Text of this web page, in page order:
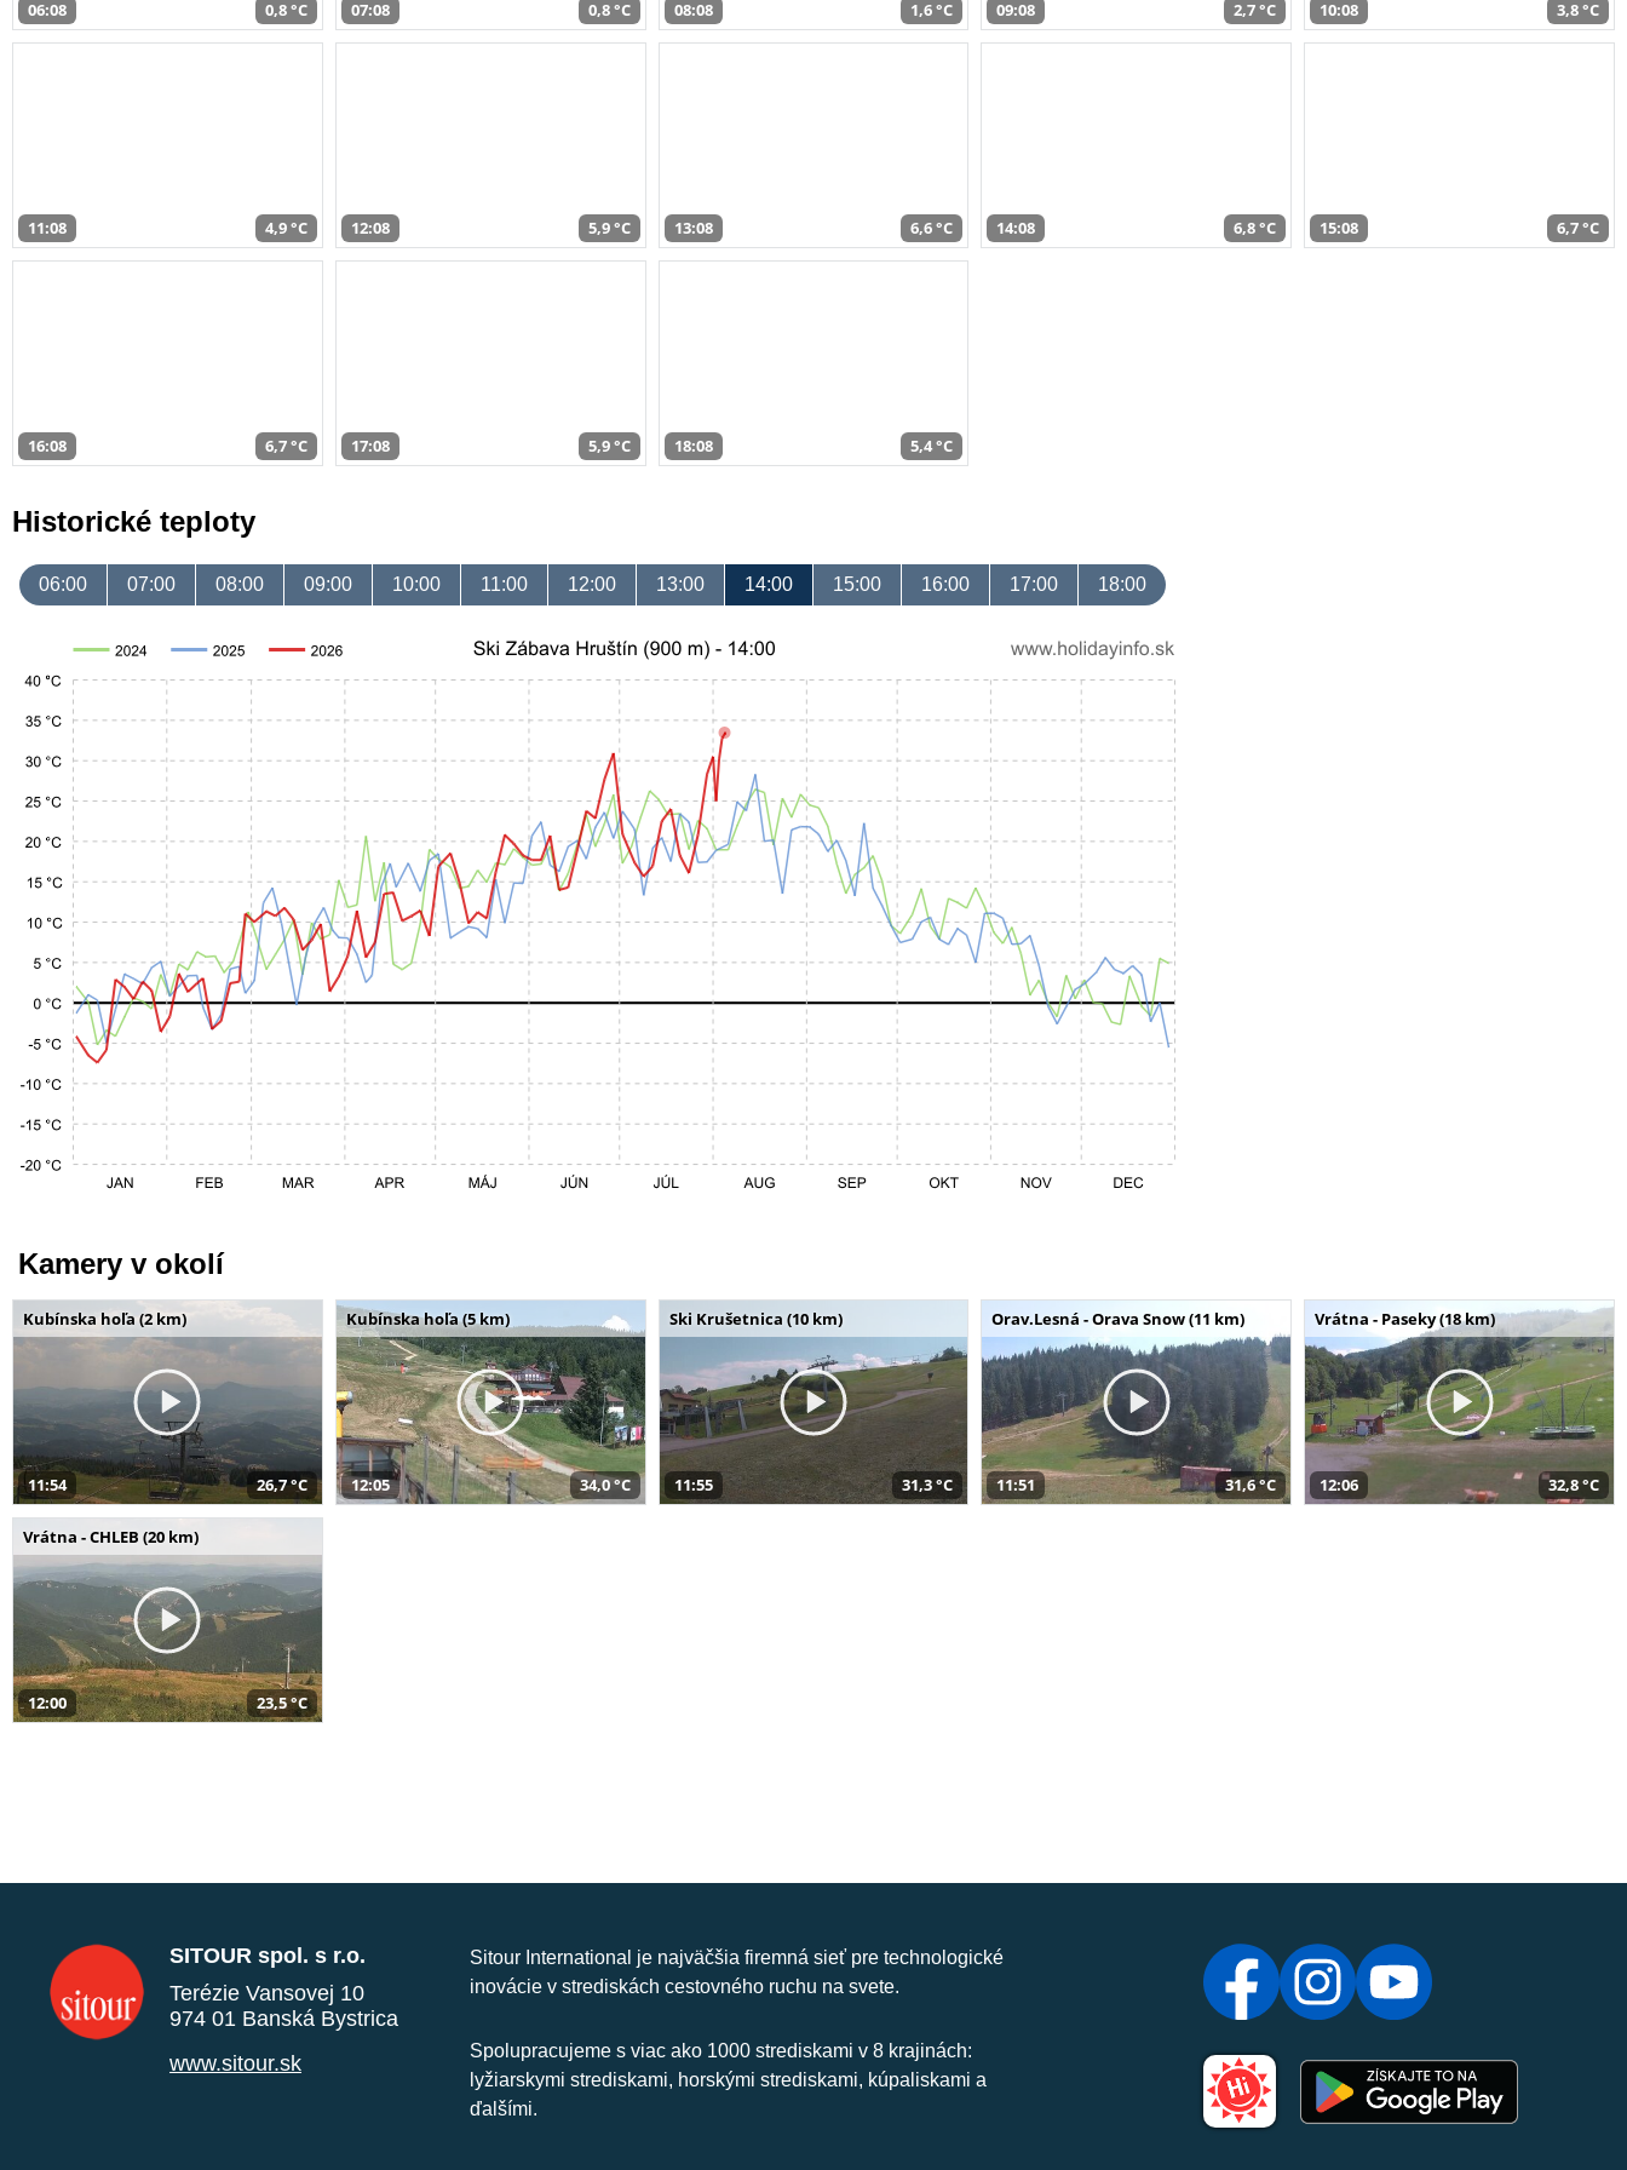
06:08 0,8 °C 07:08 0,8 °C 08:08 1,6 °C 09:08 2,7 °C 10:08 3,8 °C
11:08 4,9 °C 12:08 5,9 °C 13:08 6,6 °C 14:08 6,8 °C 15:08 6,7 °C
16:08 6,7 °C 17:08 5,9 °C 18:08 5,4 °C
Historické teploty
06:00 07:00 08:00 09:00 10:00 11:00 12:00 13:00 14:00 15:00 16:00 17:00 18:00
Kamery v okolí
Kubínska hoľa (2 km)
11:54 26,7 °C
Kubínska hoľa (5 km)
12:05 34,0 °C
Ski Krušetnica (10 km)
11:55 31,3 °C
Orav.Lesná - Orava Snow (11 km)
11:51 31,6 °C
Vrátna - Paseky (18 km)
12:06 32,8 °C
Vrátna - CHLEB (20 km)
12:00 23,5 °C
SITOUR spol. s r.o.
Terézie Vansovej 10
974 01 Banská Bystrica
www.sitour.sk
Sitour International je najväčšia firemná sieť pre technologické
inovácie v strediskách cestovného ruchu na svete.
Spolupracujeme s viac ako 1000 strediskami v 8 krajinách:
lyžiarskymi strediskami, horskými strediskami, kúpaliskami a
ďalšími.